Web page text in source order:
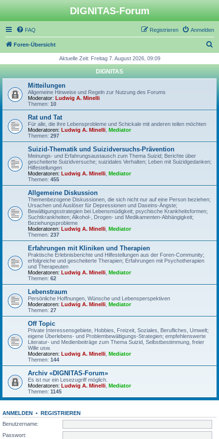
DIGNITAS-Forum
FAQ Anmelden
Registrieren
Foren-Übersicht
h
Aktuelle Zeit: Freitag 7. August 2026, 09:09
DIGNITAS
Mitteilungen
Allgemeine Hinweise und Regeln zur Nutzung des Forums
Moderator: Ludwig A. Minelli
Themen: 10
Rat und Tat
Für alle, die ihre Lebensprobleme und Schickale mit anderen teilen möchten
Moderatoren: Ludwig A. Minelli Mediator
Themen: 297
Suizid-Thematik und Suizidversuchs-Prävention
Meinungs- und Erfahrungsaustausch zum Thema Suizid; Berichte über
gescheiterte Suizidversuche; suizidales Verhalten; Leben mit Suizidgedanken;
Hilfestellungen
Moderatoren: Ludwig A. Minelli Mediator
Themen: 455
Allgemeine Diskussion
Themenbezogene Diskussionen, die sich nicht nur auf eine Person beziehen;
Ursachen und Auslöser für Depressionen und Daseins-Ängste;
Bewältigungsstrategien bei Lebensmüdigkeit; psychische Krankheitsformen;
Suchtkrankheiten; Alkohol-, Drogen- und Medikamenten-Abhängigkeit;
Beziehungsprobleme
Moderatoren: Ludwig A. Minelli Mediator
Themen: 237
Erfahrungen mit Kliniken und Therapien
Praktische Erlebnisberichte und Hilfestellungen aus der Foren-Community;
erfolgreiche und gescheiterte Therapien; Erfahrungen mit Psychotherapien
und Therapeuten
Moderatoren: Ludwig A. Minelli Mediator
Themen: 62
Lebenstraum
Persönliche Hoffnungen, Wünsche und Lebensperspektiven
Moderatoren: Ludwig A. Minelli Mediator
Themen: 27
Off Topic
Private Interessensgebiete, Hobbies, Freizeit, Soziales, Berufliches, Umwelt;
eigene Überlebens- und Problembewältigungs-Strategien; empfehlenswerte
Literatur- und Medienbeiträge zum Thema Suizid, Selbstbestimmung, freier
Wille usw.
Moderatoren: Ludwig A. Minelli Mediator
Themen: 144
Archiv «DIGNITAS-Forum»
Es ist nur ein Lesezugriff möglich.
Moderatoren: Ludwig A. Minelli Mediator
Themen: 1145
ANMELDEN • REGISTRIEREN
Benutzername:
Passwort: